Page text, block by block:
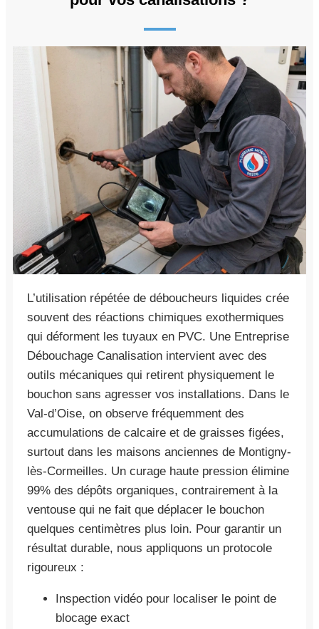
L’utilisation répétée de déboucheurs liquides crée
souvent des réactions chimiques exothermiques
qui déforment les tuyaux en PVC. Une Entreprise
Débouchage Canalisation intervient avec des
outils mécaniques qui retirent physiquement le
bouchon sans agresser vos installations. Dans le
Val-d’Oise, on observe fréquemment des
accumulations de calcaire et de graisses figées,
surtout dans les maisons anciennes de Montigny-
lès-Cormeilles. Un curage haute pression élimine
99% des dépôts organiques, contrairement à la
ventouse qui ne fait que déplacer le bouchon
quelques centimètres plus loin. Pour garantir un
résultat durable, nous appliquons un protocole
rigoureux :
Inspection vidéo pour localiser le point de
blocage exact